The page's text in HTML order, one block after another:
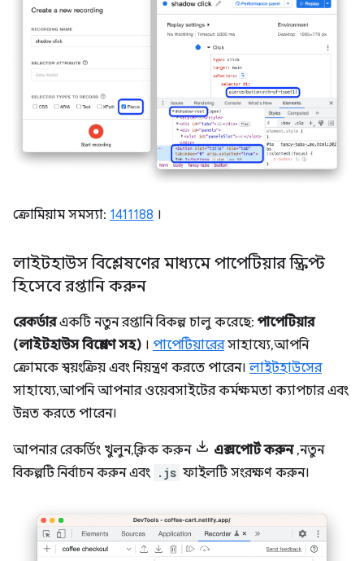
ক্রোমিয়াম সমস্যা: 1411188 ।
লাইটহাউস বিশ্লেষণের মাধ্যমে পাপেটিয়ার স্ক্রিপ্ট
হিসেবে রপ্তানি করুন
রেকর্ডারএকটি নতুন রপ্তানি বিকল্প চালু করেছে: পাপেটিয়ার
(লাইটহাউস বিশ্লেষণ সহ) । পাপেটিয়ারেরসাহায্যে, আপনি
ক্রোমকে স্বয়ংক্রিয় এবং নিয়ন্ত্রণ করতে পারেন।লাইটহাউসের
সাহায্যে, আপনি আপনার ওয়েবসাইটের কর্মক্ষমতা ক্যাপচার এবং
উন্নত করতে পারেন।
আপনার রেকর্ডিং খুলুন, ক্লিক করুন এক্সপোর্ট করুন, নতুন
বিকল্পটি নির্বাচন করুন এবং .js ফাইলটি সংরক্ষণ করুন।